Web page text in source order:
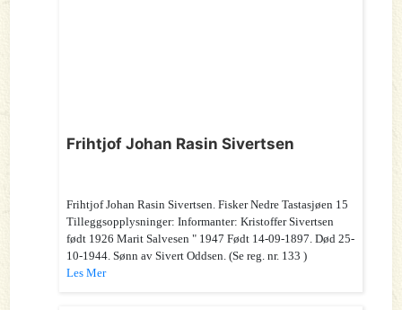
Frihtjof Johan Rasin Sivertsen
Frihtjof Johan Rasin Sivertsen. Fisker Nedre Tastasjøen 15
Tilleggsopplysninger: Informanter: Kristoffer Sivertsen
født 1926 Marit Salvesen " 1947 Født 14-09-1897. Død 25-
10-1944. Sønn av Sivert Oddsen. (Se reg. nr. 133 )
Les Mer